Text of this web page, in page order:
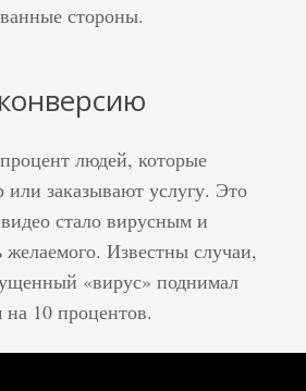
стороны.
людей, которые
или заказывают услугу. Это
стало вирусным и
желаемого. Известны случаи,
«вирус» поднимал
10 процентов.